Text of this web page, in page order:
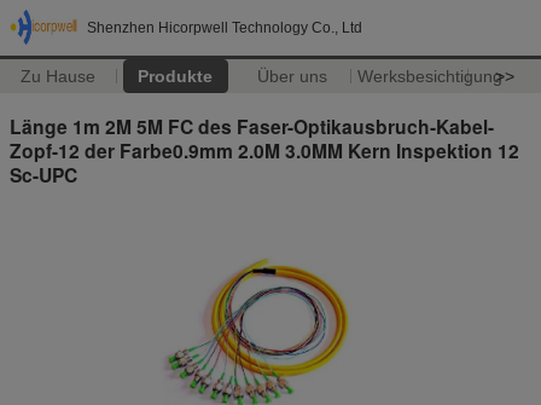
Shenzhen Hicorpwell Technology Co., Ltd
Zu Hause Produkte Über uns Werksbesichtigung>>
Länge 1m 2M 5M FC des Faser-Optikausbruch-Kabel-
Zopf-12 der Farbe0.9mm 2.0M 3.0MM Kern Inspektion 12
Sc-UPC